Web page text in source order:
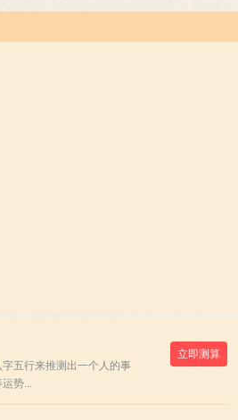
五行来推测出一个人的事
势...
立即测算